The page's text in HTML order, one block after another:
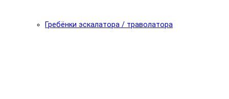
Гребёнки эскалатора / траволатора